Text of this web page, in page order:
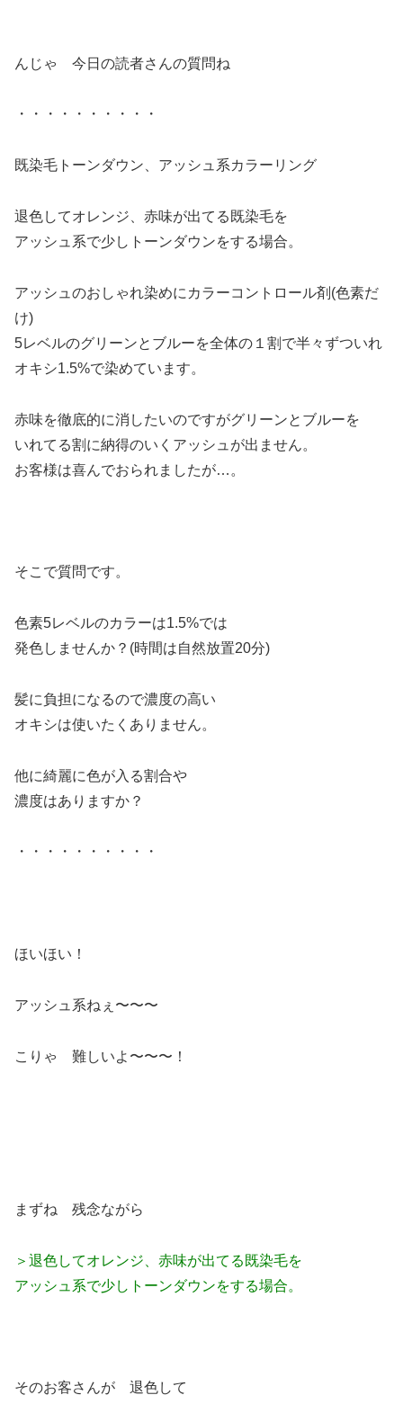
んじゃ 今日の読者さんの質問ね
・・・・・・・・・・
既染毛トーンダウン、アッシュ系カラーリング
退色してオレンジ、赤味が出てる既染毛を
アッシュ系で少しトーンダウンをする場合。
アッシュのおしゃれ染めにカラーコントロール剤(色素だ
け)
5レベルのグリーンとブルーを全体の１割で半々ずついれ
オキシ1.5%で染めています。
赤味を徹底的に消したいのですがグリーンとブルーを
いれてる割に納得のいくアッシュが出ません。
お客様は喜んでおられましたが…。
そこで質問です。
色素5レベルのカラーは1.5%では
発色しませんか？(時間は自然放置20分)
髪に負担になるので濃度の高い
オキシは使いたくありません。
他に綺麗に色が入る割合や
濃度はありますか？
・・・・・・・・・・
ほいほい！
アッシュ系ねぇ〜〜〜
こりゃ 難しいよ〜〜〜！
まずね 残念ながら
＞退色してオレンジ、赤味が出てる既染毛を
アッシュ系で少しトーンダウンをする場合。
そのお客さんが 退色して